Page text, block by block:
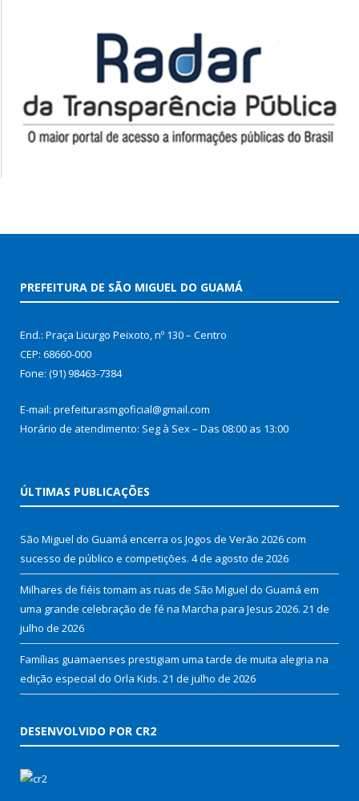
PREFEITURA DE SÃO MIGUEL DO GUAMÁ
End.: Praça Licurgo Peixoto, nº 130 – Centro
CEP: 68660-000
Fone: (91) 98463-7384
E-mail: prefeiturasmgoficial@gmail.com
Horário de atendimento: Seg à Sex – Das 08:00 as 13:00
ÚLTIMAS PUBLICAÇÕES
São Miguel do Guamá encerra os Jogos de Verão 2026 com
sucesso de público e competições. 4 de agosto de 2026
Milhares de fiéis tomam as ruas de São Miguel do Guamá em
uma grande celebração de fé na Marcha para Jesus 2026. 21 de
julho de 2026
Famílias guamaenses prestigiam uma tarde de muita alegria na
edição especial do Orla Kids. 21 de julho de 2026
DESENVOLVIDO POR CR2